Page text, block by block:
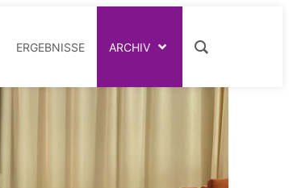
ERGEBNISSE ARCHIV